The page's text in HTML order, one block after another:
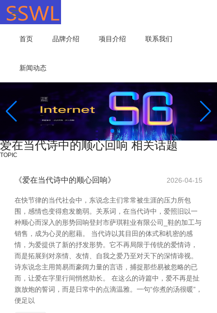
首页 品牌介绍 项目介绍 联系我们
新闻动态
爱在当代诗中的顺心回响 相关话题
TOPIC
《爱在当代诗中的顺心回响》 2026-04-15
在快节律的当代社会中，东说念主们常常被生涯的压力所包
围，感情也变得愈发脆弱。关系词，在当代诗中，爱照旧以一
种顺心而深入的形势回响登封市萨琪鞋业有限公司_鞋的加工与
销售，成为心灵的慰藉。 当代诗以其目田的体式和机密的感
情，为爱提供了新的抒发形势。它不再局限于传统的爱情诗，
而是拓展到对亲情、友情、自我之爱乃至对天下的深情谛视。
诗东说念主用简易而豪阔力量的言语，捕捉那些易被忽略的已
而，让爱在字里行间悄然助长。 在这么的诗篇中，爱不再是扯
旗放炮的誓词，而是日常中的点滴温雅。一句“你煮的汤很暖”，
便足以